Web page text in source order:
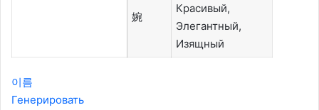
婉
Красивый,
Элегантный,
Изящный
이름
Генерировать